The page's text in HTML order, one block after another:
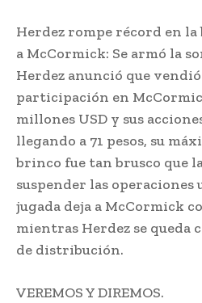
Herdez rompe récord en
a McCormick: Se armó la
Herdez anunció que
participación en
millones USD y sus
llegando a 71 pesos, su
brinco fue tan brusco que
suspender las operaciones
jugada deja a McCormick
mientras Herdez se queda
de distribución.
VEREMOS Y DIREMOS.